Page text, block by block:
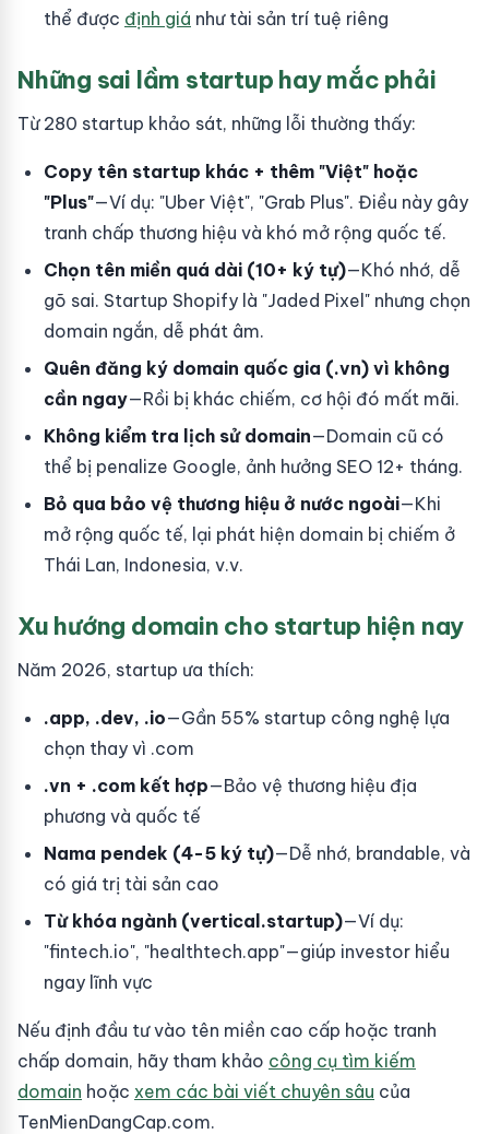
thể được định giá như tài sản trí tuệ riêng
Những sai lầm startup hay mắc phải
Từ 280 startup khảo sát, những lỗi thường thấy:
Copy tên startup khác + thêm "Việt" hoặc
"Plus"—Ví dụ: "Uber Việt", "Grab Plus". Điều này gây
tranh chấp thương hiệu và khó mở rộng quốc tế.
Chọn tên miền quá dài (10+ ký tự)—Khó nhớ, dễ
gõ sai. Startup Shopify là "Jaded Pixel" nhưng chọn
domain ngắn, dễ phát âm.
Quên đăng ký domain quốc gia (.vn) vì không
cần ngay—Rồi bị khác chiếm, cơ hội đó mất mãi.
Không kiểm tra lịch sử domain—Domain cũ có
thể bị penalize Google, ảnh hưởng SEO 12+ tháng.
Bỏ qua bảo vệ thương hiệu ở nước ngoài—Khi
mở rộng quốc tế, lại phát hiện domain bị chiếm ở
Thái Lan, Indonesia, v.v.
Xu hướng domain cho startup hiện nay
Năm 2026, startup ưa thích:
.app, .dev, .io—Gần 55% startup công nghệ lựa
chọn thay vì .com
.vn + .com kết hợp—Bảo vệ thương hiệu địa
phương và quốc tế
Nama pendek (4-5 ký tự)—Dễ nhớ, brandable, và
có giá trị tài sản cao
Từ khóa ngành (vertical.startup)—Ví dụ:
"fintech.io", "healthtech.app"—giúp investor hiểu
ngay lĩnh vực
Nếu định đầu tư vào tên miền cao cấp hoặc tranh
chấp domain, hãy tham khảo công cụ tìm kiếm
domain hoặc xem các bài viết chuyên sâu của
TenMienDangCap.com.